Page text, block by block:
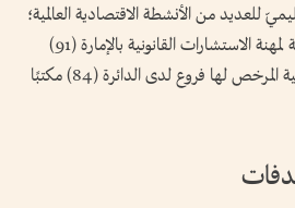
للعديد من الأنشطة الاقتصادية العالمية؛
حيث بلغ عدد الجنسيات المزاولة لمهنة الاستشارات القانونية بالإمارة (91)
جنسية، وسجلت المكاتب الدولية المرخص لها فروع لدى الدائرة (84) مكتبًا